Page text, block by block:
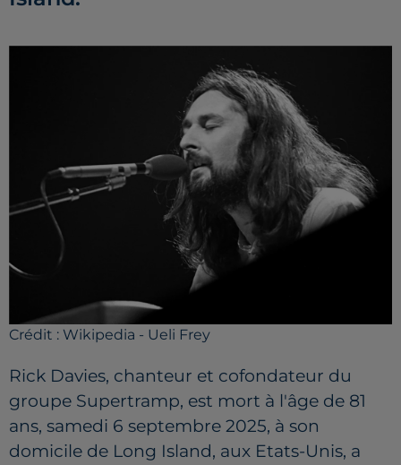
Crédit : Wikipedia - Ueli Frey
Rick Davies, chanteur et cofondateur du
groupe Supertramp, est mort à l'âge de 81
ans, samedi 6 septembre 2025, à son
domicile de Long Island, aux Etats-Unis, a